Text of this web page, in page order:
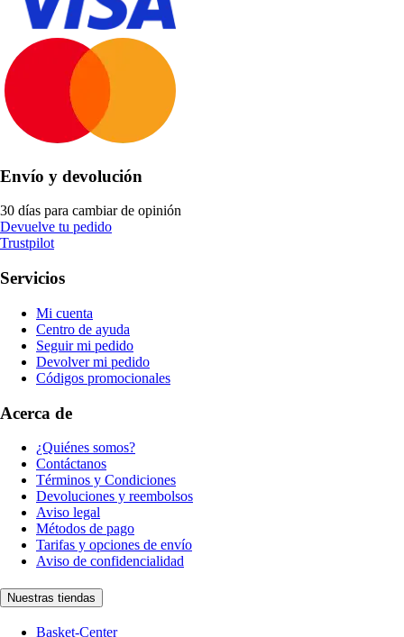
Envío y devolución
30 días para cambiar de opinión
Devuelve tu pedido
Trustpilot
Servicios
Mi cuenta
Centro de ayuda
Seguir mi pedido
Devolver mi pedido
Códigos promocionales
Acerca de
¿Quiénes somos?
Contáctanos
Términos y Condiciones
Devoluciones y reembolsos
Aviso legal
Métodos de pago
Tarifas y opciones de envío
Aviso de confidencialidad
Nuestras tiendas
Basket-Center